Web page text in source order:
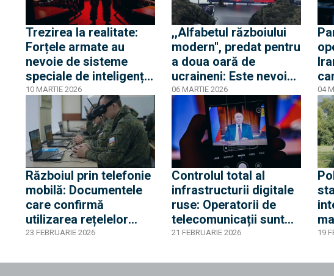
Trezirea la realitate:
Forțele armate au
nevoie de sisteme
speciale de inteligență
artificială
10 MARTIE 2026
,,Alfabetul războiului
modern'', predat pentru
a doua oară de
ucraineni: Este nevoie
de integrarea unor noi
sisteme de luptă în
structurile militare de
apărare ale NATO
06 MARTIE 2026 04
Războiul prin telefonie
mobilă: Documentele
care confirmă
utilizarea rețelelor
GSM bieloruse pentru
rusești de tip Gerbera
23 FEBRUARIE 2026
Controlul total al
infrastructurii digitale
ruse: Operatorii de
telecomunicații sunt
acum obligați să
serviciilor de
21 FEBRUARIE 2026 19